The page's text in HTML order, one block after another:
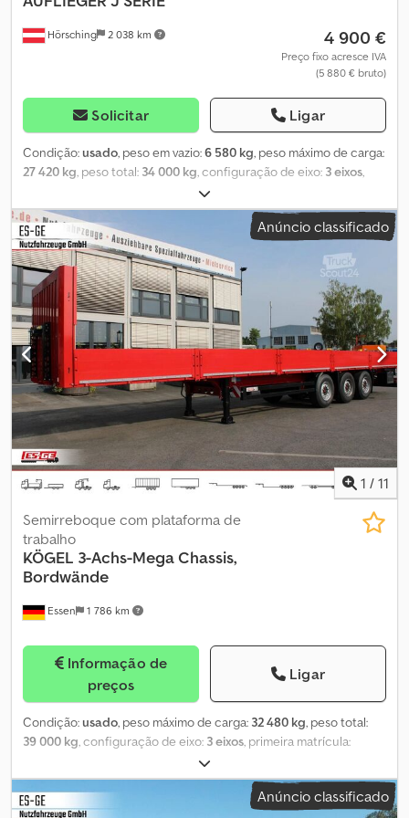
Hörsching 2 038 km 4 900 €
Preço fixo acresce IVA
(5 880 € bruto)
Solicitar Ligar
Condição:usado, peso em vazio:6 580 kg, peso máximo de carga:
27 420 kg, peso total: 34 000 kg, configuração de eixo: 3 eixos,
, suspensão:
385/65 R22,5, Equipamento:ABS, | Reboque plataforma
Schwarzmüller | Eixos BPW com travões de disco | Ano 2011 |
Suporte para roda sobressalente | Caixa de ferramentas | Pneus:
385/65 R22,5 | Sujeito a erro e venda prévia. Dsdpezn U Ddofx
Aqpekr
Anúncio classificado
1 / 11
Essen 1 786 km
Semirreboque com plataforma de
trabalho
KÖGEL 3-Achs-Mega Chassis,
Bordwände
Informação de
preços
Ligar
Condição:usado, peso máximo de carga: 32 480 kg, peso total:
39 000 kg , configuração de eixo: 3 eixos , primeira matrícula:
, próxima inspeção (TÜV):08/2026
Extrato de Equipamentos Chassis 10110.191 Chassis de estrutura
regular em aço de construção leve com travessas passantes.
Anúncio classificado